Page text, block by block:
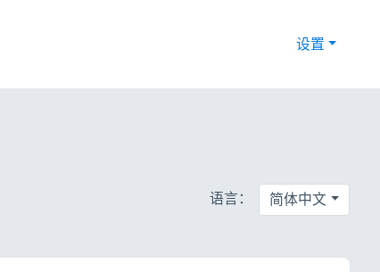
设置
语言： 简体中文